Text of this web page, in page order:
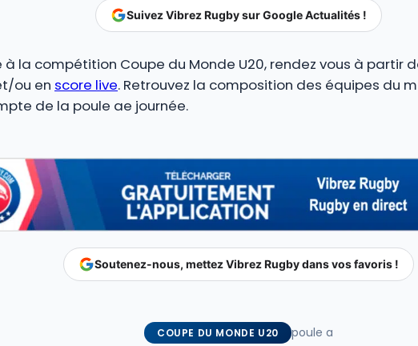
Suivez Vibrez Rugby sur Google Actualités !
la compétition Coupe du Monde U20, rendez vous à partir
ou en score live. Retrouvez la composition des équipes du
de la poule ae journée.
Soutenez-nous, mettez Vibrez Rugby dans vos favoris !
COUPE DU MONDE U20 poule a